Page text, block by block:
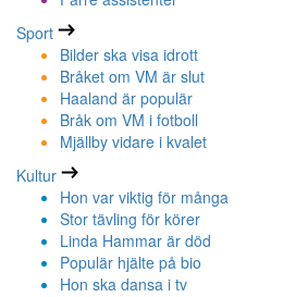
Sport
Bilder ska visa idrott
Bråket om VM är slut
Haaland är populär
Bråk om VM i fotboll
Mjällby vidare i kvalet
Kultur
Hon var viktig för många
Stor tävling för körer
Linda Hammar är död
Populär hjälte på bio
Hon ska dansa i tv